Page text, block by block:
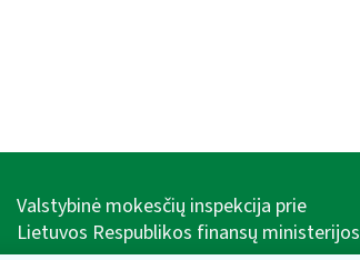
Valstybinė mokesčių inspekcija prie
Lietuvos Respublikos finansų ministerijos